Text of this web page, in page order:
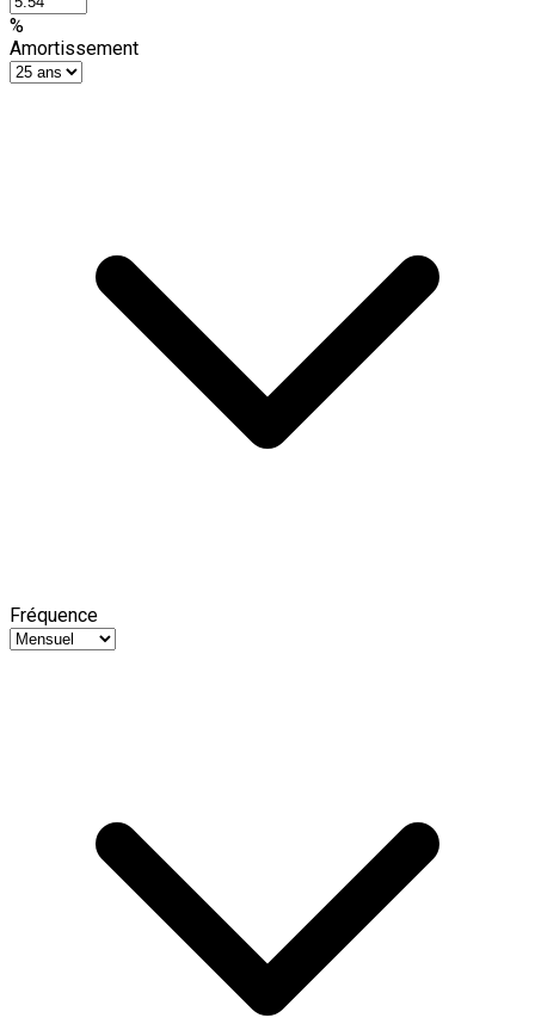
%
Amortissement
Fréquence